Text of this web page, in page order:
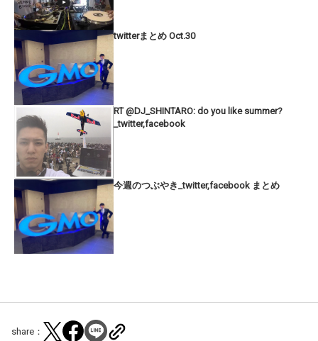
twitterまとめ Oct.30
RT @DJ_SHINTARO: do you like summer?
_twitter,facebook
今週のつぶやき_twitter,facebook まとめ
share：